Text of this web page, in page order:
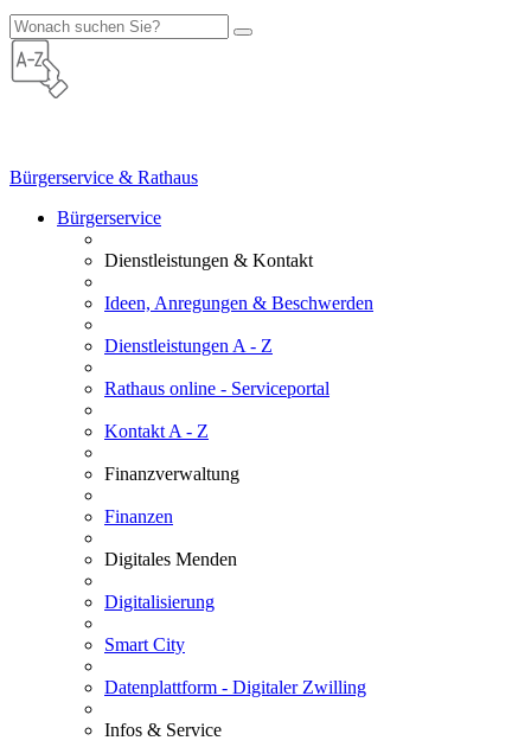
Bürgerservice & Rathaus
Bürgerservice
Dienstleistungen & Kontakt
Ideen, Anregungen & Beschwerden
Dienstleistungen A - Z
Rathaus online - Serviceportal
Kontakt A - Z
Finanzverwaltung
Finanzen
Digitales Menden
Digitalisierung
Smart City
Datenplattform - Digitaler Zwilling
Infos & Service